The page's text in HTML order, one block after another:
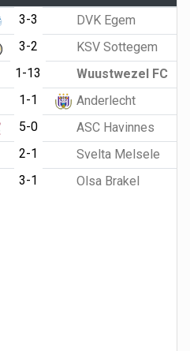
3-3
DVK Egem
3-2
KSV Sottegem
1-13
Wuustwezel FC
1-1
Anderlecht
5-0
ASC Havinnes
2-1
Svelta Melsele
3-1 Olsa Brakel